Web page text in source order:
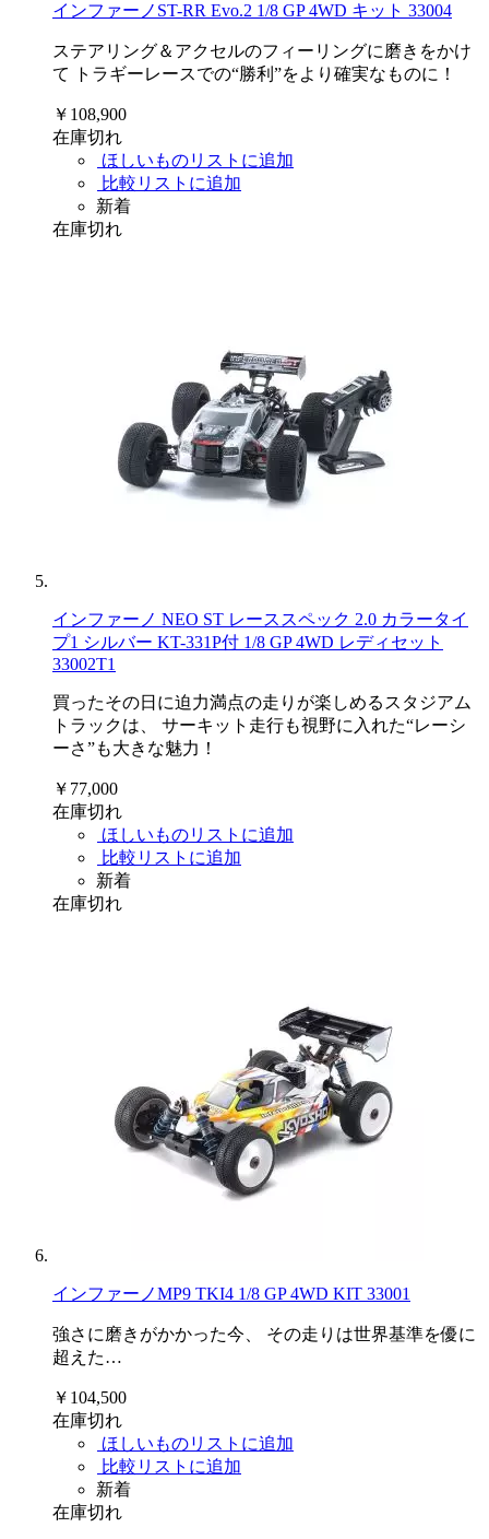
インファーノST-RR Evo.2 1/8 GP 4WD キット 33004
ステアリング＆アクセルのフィーリングに磨きをかけ
て トラギーレースでの“勝利”をより確実なものに！
￥108,900
在庫切れ
ほしいものリストに追加
比較リストに追加
新着
在庫切れ
インファーノ NEO ST レーススペック 2.0 カラータイ
プ1 シルバー KT-331P付 1/8 GP 4WD レディセット
33002T1
買ったその日に迫力満点の走りが楽しめるスタジアム
トラックは、 サーキット走行も視野に入れた“レーシ
ーさ”も大きな魅力！
￥77,000
在庫切れ
ほしいものリストに追加
比較リストに追加
新着
在庫切れ
インファーノMP9 TKI4 1/8 GP 4WD KIT 33001
強さに磨きがかかった今、 その走りは世界基準を優に
超えた…
￥104,500
在庫切れ
ほしいものリストに追加
比較リストに追加
新着
在庫切れ